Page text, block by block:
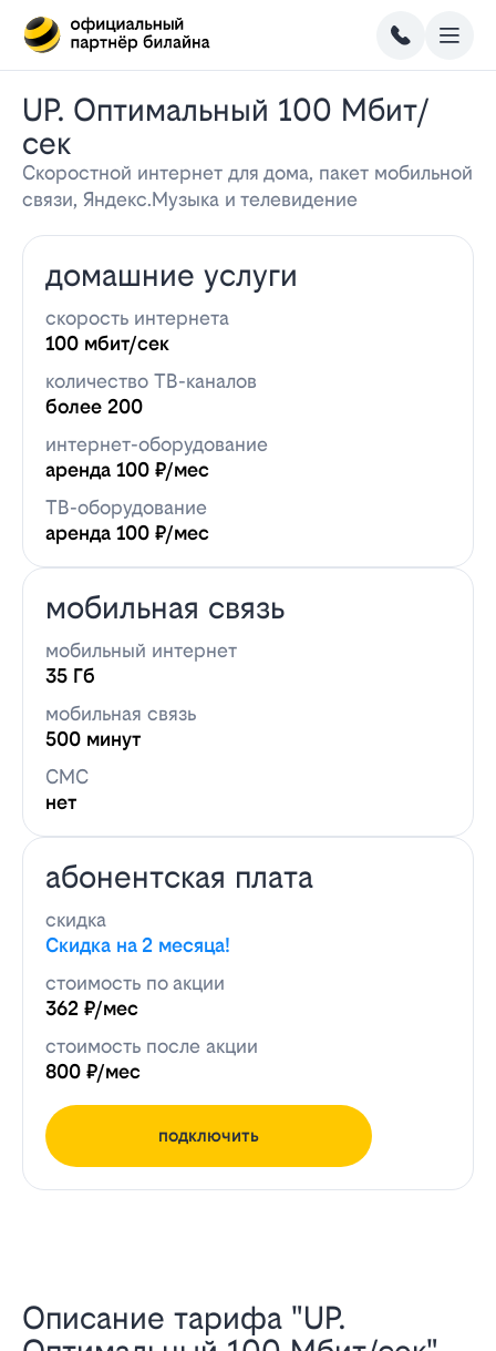
UP. Оптимальный 100 Мбит/
сек
Скоростной интернет для дома, пакет мобильной
связи, Яндекс.Музыка и телевидение
домашние услуги
скорость интернета
100 мбит/сек
количество ТВ-каналов
более 200
интернет-оборудование
аренда 100 ₽/мес
ТВ-оборудование
аренда 100 ₽/мес
мобильная связь
мобильный интернет
35 Гб
мобильная связь
500 минут
СМС
нет
абонентская плата
скидка
Скидка на 2 месяца!
стоимость по акции
362 ₽/мес
стоимость после акции
800 ₽/мес
подключить
Описание тарифа "UP.